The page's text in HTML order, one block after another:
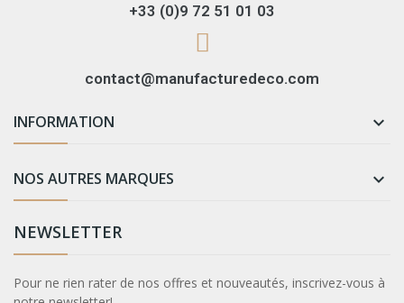
+33 (0)9 72 51 01 03
contact@manufacturedeco.com
INFORMATION 
NOS AUTRES MARQUES 
NEWSLETTER
Pour ne rien rater de nos offres et nouveautés, inscrivez-vous à